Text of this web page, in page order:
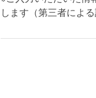
します（第三者によ